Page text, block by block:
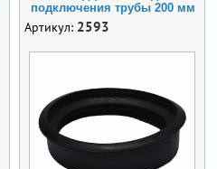
подключения трубы 200 мм
Артикул: 2593